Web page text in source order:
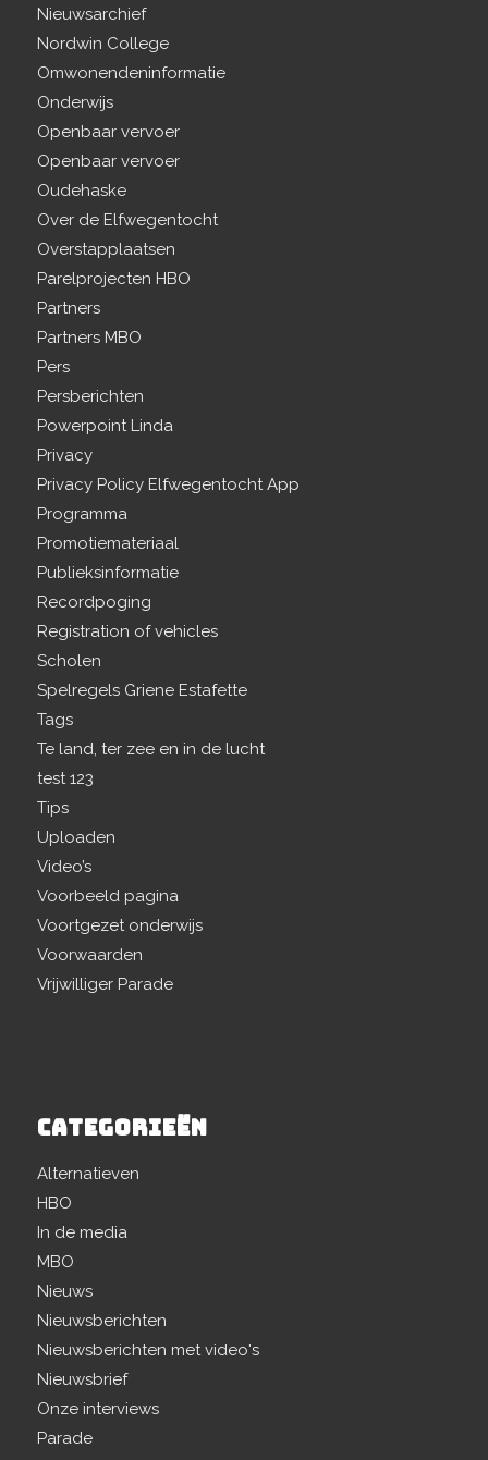
Nieuwsarchief
Nordwin College
Omwonendeninformatie
Onderwijs
Openbaar vervoer
Openbaar vervoer
Oudehaske
Over de Elfwegentocht
Overstapplaatsen
Parelprojecten HBO
Partners
Partners MBO
Pers
Persberichten
Powerpoint Linda
Privacy
Privacy Policy Elfwegentocht App
Programma
Promotiemateriaal
Publieksinformatie
Recordpoging
Registration of vehicles
Scholen
Spelregels Griene Estafette
Tags
Te land, ter zee en in de lucht
test 123
Tips
Uploaden
Video’s
Voorbeeld pagina
Voortgezet onderwijs
Voorwaarden
Vrijwilliger Parade
CATEGORIEËN
Alternatieven
HBO
In de media
MBO
Nieuws
Nieuwsberichten
Nieuwsberichten met video's
Nieuwsbrief
Onze interviews
Parade